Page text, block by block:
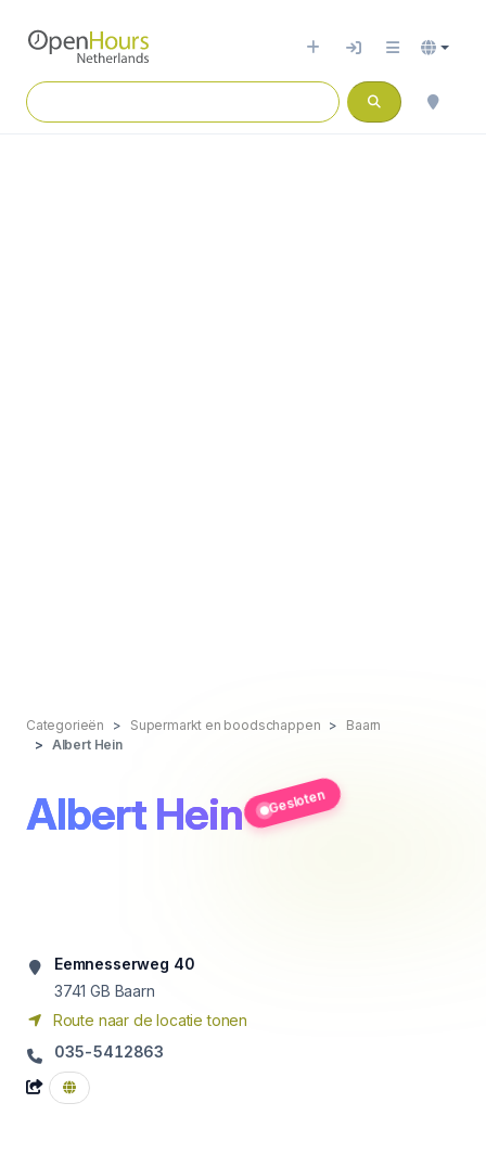
Categorieën Supermarkt en boodschappen
Baarn
Albert Hein
Albert Hein Gesloten
Eemnesserweg 40
3741 GB Baarn
Route naar de locatie tonen
035-5412863